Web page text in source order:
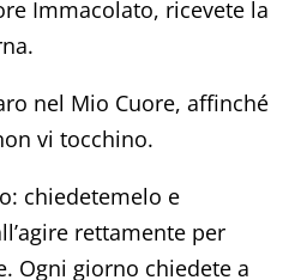
Immacolato, ricevete la
nel Mio Cuore, affinché
vi tocchino.
chiedetemelo e
rettamente per
Ogni giorno chiedete a